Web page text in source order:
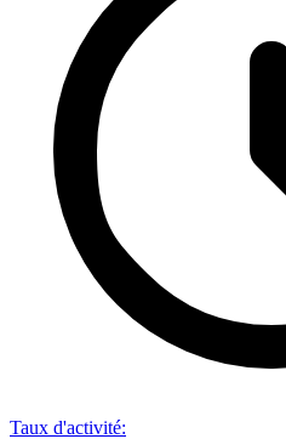
Taux d'activité: